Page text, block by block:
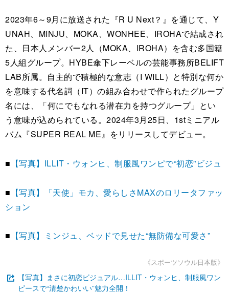
2023年6～9月に放送された『R U Next？』を通じて、Y
UNAH、MINJU、MOKA、WONHEE、IROHAで結成され
た、日本人メンバー2人（MOKA、IROHA）を含む多国籍
5人組グループ。HYBE傘下レーベルの芸能事務所BELIFT
LAB所属。自主的で積極的な意志（I WILL）と特別な何か
を意味する代名詞（IT）の組み合わせで作られたグループ
名には、「何にでもなれる潜在力を持つグループ」とい
う意味が込められている。2024年3月25日、1stミニアル
バム『SUPER REAL ME』をリリースしてデビュー。
■ 【写真】ILLIT・ウォンヒ、制服風ワンピで“初恋”ビジュ
■ 【写真】「天使」モカ、愛らしさMAXのロリータファッ
ション
■ 【写真】ミンジュ、ベッドで見せた“無防備な可愛さ”
《スポーツソウル日本版》
【写真】まさに初恋ビジュアル…ILLIT・ウォンヒ、制服風ワン
ピースで“清楚かわいい”魅力全開！